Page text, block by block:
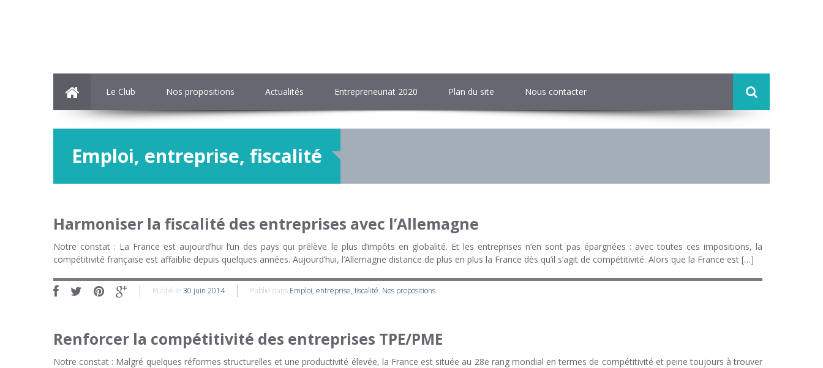
Le Club Nos propositions Actualités Entrepreneuriat 2020 Plan du site Nous contacter
Emploi, entreprise, fiscalité
Harmoniser la fiscalité des entreprises avec l’Allemagne
Notre constat : La France est aujourd’hui l’un des pays qui prélève le plus d’impôts en globalité. Et les entreprises n’en sont pas épargnées : avec toutes ces impositions, la
compétitivité française est affaiblie depuis quelques années. Aujourd’hui, l’Allemagne distance de plus en plus la France dès qu’il s’agit de compétitivité. Alors que la France est […]
Publié le 30 juin 2014 Publié dans Emploi, entreprise, fiscalité, Nos propositions
Renforcer la compétitivité des entreprises TPE/PME
Notre constat : Malgré quelques réformes structurelles et une productivité élevée, la France est située au 28e rang mondial en termes de compétitivité et peine toujours à trouver